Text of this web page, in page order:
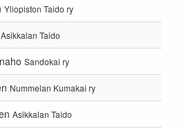
Yliopiston Taido ry
Asikkalan Taido
Sandokai ry
Nummelan Kumakai ry
Asikkalan Taido